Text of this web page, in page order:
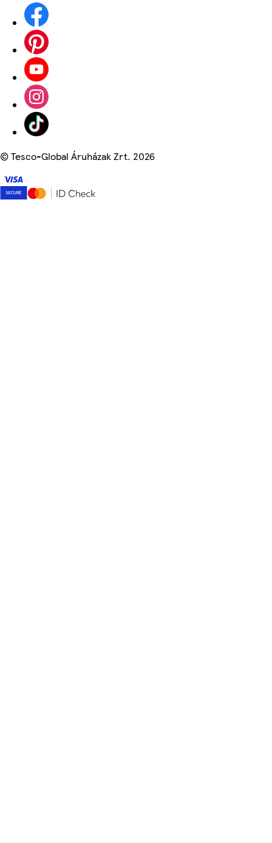
©Tesco-Global Áruházak Zrt. 2026